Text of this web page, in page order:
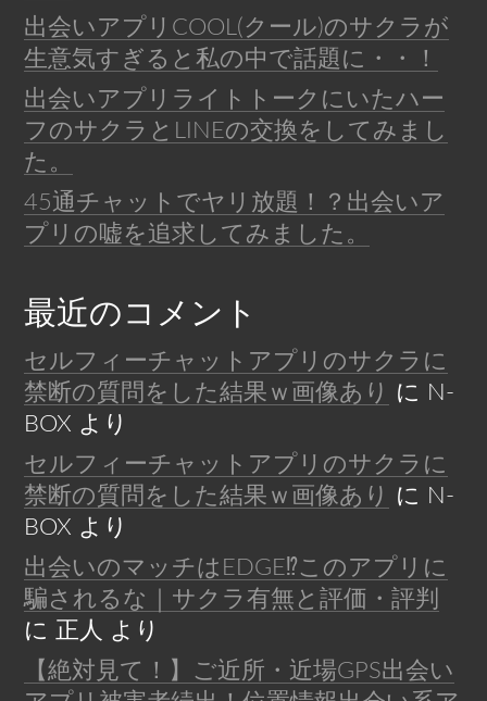
出会いアプリCOOL(クール)のサクラが
生意気すぎると私の中で話題に・・！
出会いアプリライトトークにいたハー
フのサクラとLINEの交換をしてみまし
た。
45通チャットでヤリ放題！？出会いア
プリの嘘を追求してみました。
最近のコメント
セルフィーチャットアプリのサクラに
禁断の質問をした結果ｗ画像あり
に N-
BOX より
セルフィーチャットアプリのサクラに
禁断の質問をした結果ｗ画像あり
に N-
BOX より
出会いのマッチはEDGE⁉︎このアプリに
騙されるな｜サクラ有無と評価・評判
に 正人 より
【絶対見て！】ご近所・近場GPS出会い